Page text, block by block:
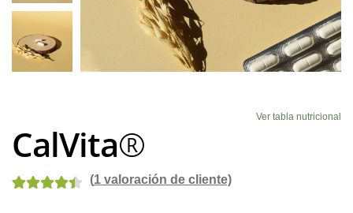
Blog
Ver tabla nutricional
CalVita®
(1valoración de cliente)